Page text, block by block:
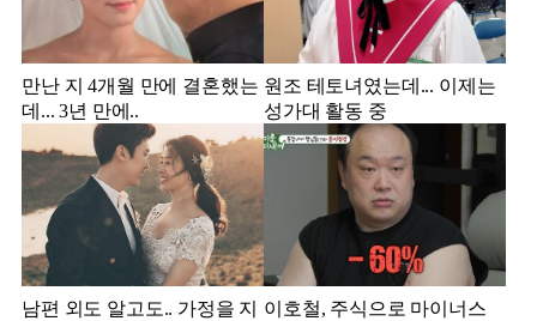
만난 지 4개월 만에 결혼했는
데... 3년 만에..
원조 테토녀였는데... 이제는
성가대 활동 중
남편 외도 알고도.. 가정을 지
이호철, 주식으로 마이너스